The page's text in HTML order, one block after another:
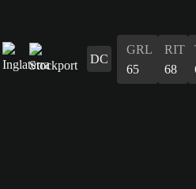
DC
GRL
65
RIT
68